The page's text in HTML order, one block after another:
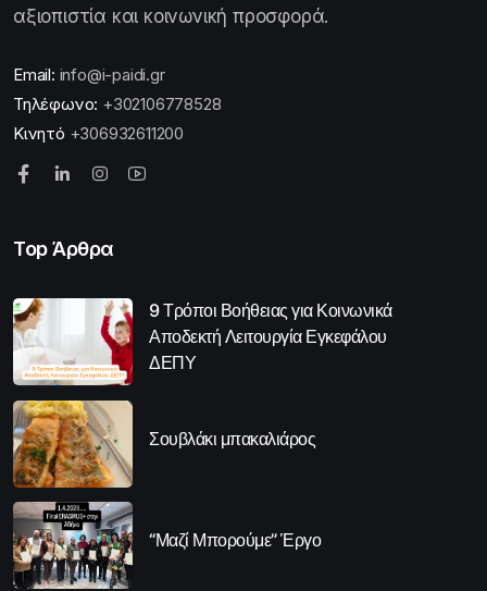
αξιοπιστία και κοινωνική προσφορά.
Email: info@i-paidi.gr
Τηλέφωνο: +302106778528
Κινητό +306932611200
Top Άρθρα
9 Τρόποι Βοήθειας για Κοινωνικά
Αποδεκτή Λειτουργία Εγκεφάλου
ΔΕΠΥ
Σουβλάκι μπακαλιάρος
“Μαζί Μπορούμε” Έργο